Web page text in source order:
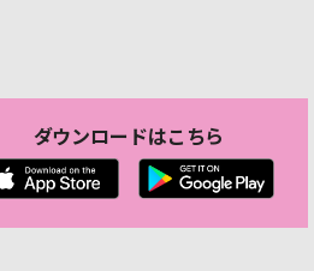
ダウンロードはこちら